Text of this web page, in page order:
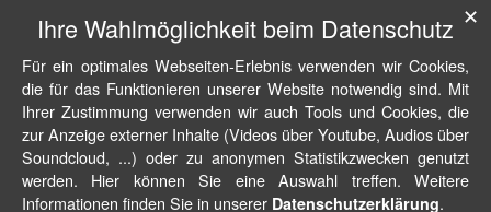
Ihre Wahlmöglichkeit beim Datenschutz
Für ein optimales Webseiten-Erlebnis verwenden wir Cookies,
die für das Funktionieren unserer Website notwendig sind. Mit
Ihrer Zustimmung verwenden wir auch Tools und Cookies, die
zur Anzeige externer Inhalte (Videos über Youtube, Audios über
Soundcloud, ...) oder zu anonymen Statistikzwecken genutzt
werden. Hier können Sie eine Auswahl treffen. Weitere
Informationen finden Sie in unserer Datenschutzerklärung.
✕